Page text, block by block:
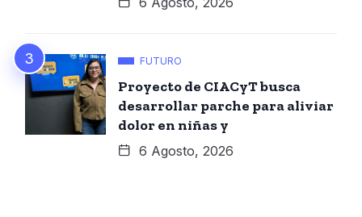
FUTURO
Proyecto de CIACyT busca
desarrollar parche para aliviar
dolor en niñas y
6 Agosto, 2026